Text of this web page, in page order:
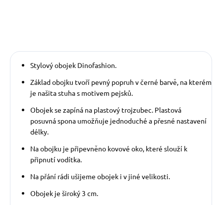
Stylový obojek Dinofashion.
Základ obojku tvoří pevný popruh v černé barvě, na kterém
je našita stuha s motivem pejsků.
Obojek se zapíná na plastový trojzubec. Plastová
posuvná spona umožňuje jednoduché a přesné nastavení
délky.
Na obojku je připevněno kovové oko, které slouží k
připnutí vodítka.
Na přání rádi ušijeme obojek i v jiné velikosti.
Obojek je široký 3 cm.